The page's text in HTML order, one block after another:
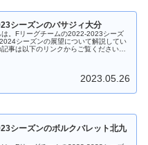
シーズンのバサジィ大分
。Fリーグチームの2022-2023シーズ
シーズンの展望について解説してい
事は以下のリンクからご覧ください。
2023.05.26
シーズンのボルクバレット北九